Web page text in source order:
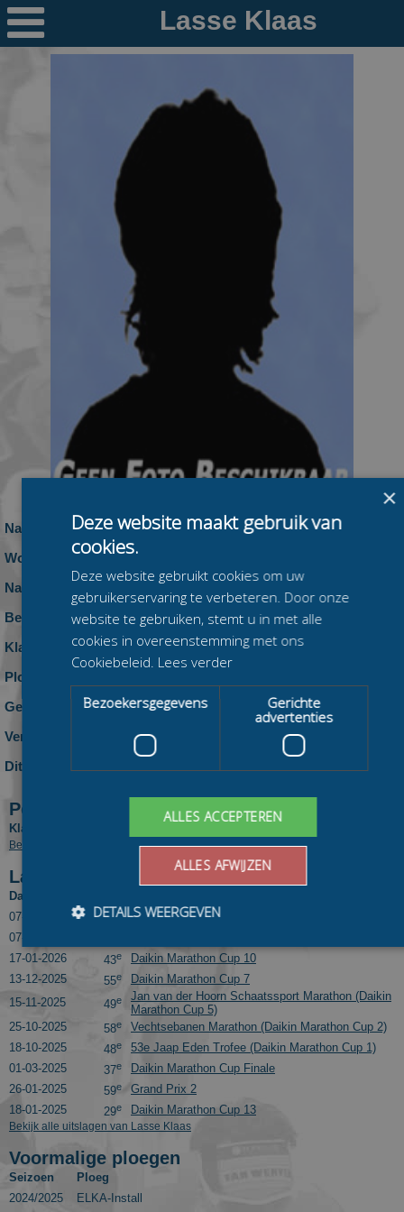

Nieuws
Schaatspeloton.nl
Naam:
Lasse Klaas
Woonplaats:
Nationaliteit:
Beennummer:
63
Klasse:
Heren Beloften
Ploeg:
Geboren:
Vereniging:
Dit seizoen:
Positie in tussenklassementen
Klassement
Bekijk eindresultaten van Lasse Klaas in voorgaande seizoenen
Laatste 10 uitslagen
Datum
07-03-2026
32e
Daikin Marathon Cup Finale
07-02-2026
17-01-2026
43e
Daikin Marathon Cup 10
13-12-2025
55e
Daikin Marathon Cup 7
15-11-2025
49e
Jan van der Hoorn Schaatssport Marathon (Daikin
Marathon Cup 5)
25-10-2025
58e
Vechtsebanen Marathon (Daikin Marathon Cup 2)
18-10-2025
48e
53e Jaap Eden Trofee (Daikin Marathon Cup 1)
01-03-2025
37e
Daikin Marathon Cup Finale
26-01-2025
59e
Grand Prix 2
18-01-2025
29e Daikin Marathon Cup 13
Bekijk alle uitslagen van Lasse Klaas
Voormalige ploegen
Seizoen
Ploeg
2024/2025
ELKA-Install
×
Deze website maakt gebruik van
cookies.
Deze website gebruikt cookies om uw
gebruikerservaring te verbeteren. Door onze
website te gebruiken, stemt u in met alle
cookies in overeenstemming met ons
Cookiebeleid. Lees verder
Bezoekersgegevens
Gerichte
advertenties
ALLES ACCEPTEREN
ALLES AFWIJZEN
DETAILS WEERGEVEN
Bezoekersgegevens Gerichte advertenties
Prestatiecookies worden gebruikt om te zien hoe bezoekers de
website gebruiken, bijv. analytische cookies. Deze cookies
kunnen niet worden gebruikt om een bepaalde bezoeker
Naam
Aanbieder
_ga
Google LLC